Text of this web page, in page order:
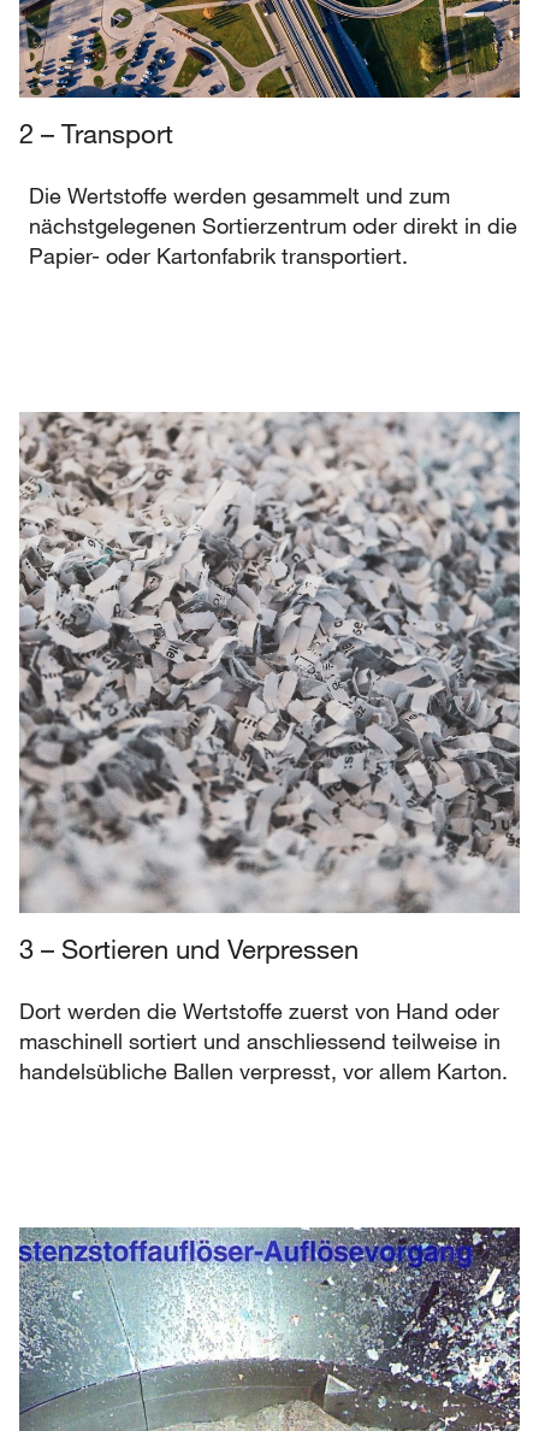
2 – Transport
Die Wertstoffe werden gesammelt und zum
nächstgelegenen Sortierzentrum oder direkt in die
Papier- oder Kartonfabrik transportiert.
3 – Sortieren und Verpressen
Dort werden die Wertstoffe zuerst von Hand oder
maschinell sortiert und anschliessend teilweise in
handelsübliche Ballen verpresst, vor allem Karton.